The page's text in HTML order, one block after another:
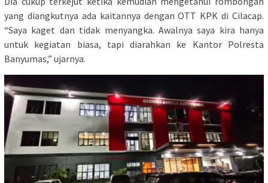
yang diangkutnya ada kaitannya dengan OTT KPK di Cilacap.
“Saya kaget dan tidak menyangka. Awalnya saya kira hanya
untuk kegiatan biasa, tapi diarahkan ke Kantor Polresta
Banyumas,” ujarnya.